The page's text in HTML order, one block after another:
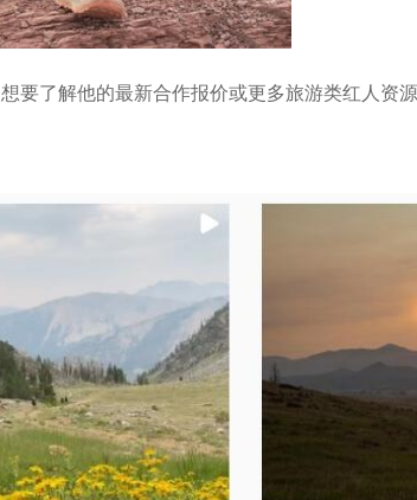
想要了解他的最新合作报价或更多旅游类红人资